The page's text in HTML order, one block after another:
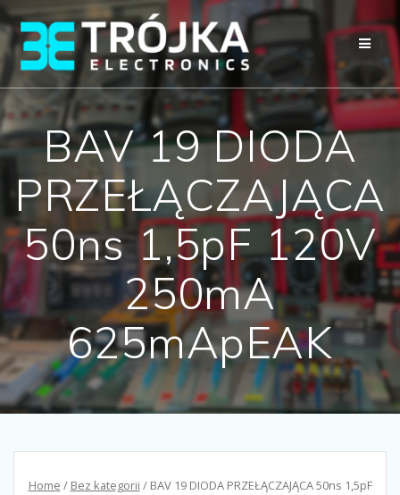
Przejdź
do
treści
BAV 19 DIODA
PRZEŁĄCZAJĄCA
50ns 1,5pF 120V
250mA
625mApEAK
Home / Bez kategorii / BAV 19 DIODA PRZEŁĄCZAJĄCA 50ns 1,5pF